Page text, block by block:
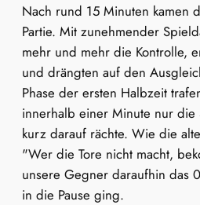
Nach rund 15 Minuten kamen
Partie. Mit zunehmender
mehr und mehr die Kontrolle,
und drängten auf den
Phase der ersten Halbzeit
innerhalb einer Minute nur die
kurz darauf rächte. Wie die
"Wer die Tore nicht macht,
unsere Gegner daraufhin das
in die Pause ging.